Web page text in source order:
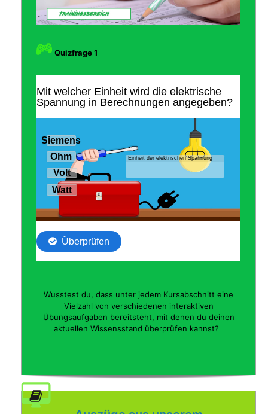
Quizfrage 1
Wusstest du, dass unter jedem Kursabschnitt eine
Vielzahl von verschiedenen interaktiven
Übungsaufgaben bereitsteht, mit denen du deinen
aktuellen Wissensstand überprüfen kannst?